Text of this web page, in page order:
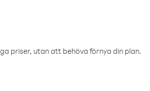
priser, utan att behöva förnya din plan.